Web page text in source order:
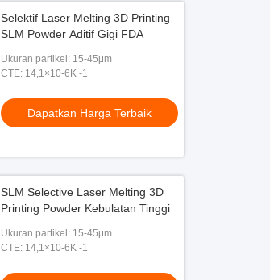
Selektif Laser Melting 3D Printing
SLM Powder Aditif Gigi FDA
Ukuran partikel: 15-45μm
CTE: 14,1×10-6K -1
Dapatkan Harga Terbaik
SLM Selective Laser Melting 3D
Printing Powder Kebulatan Tinggi
Ukuran partikel: 15-45μm
CTE: 14,1×10-6K -1